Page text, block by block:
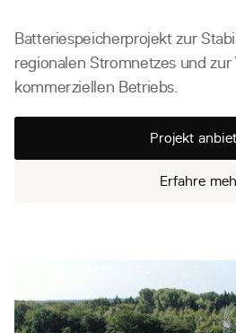
Batteriespeicherprojekt zur
regionalen Stromnetzes und
kommerziellen Betriebs.
Erfahre
Projekt